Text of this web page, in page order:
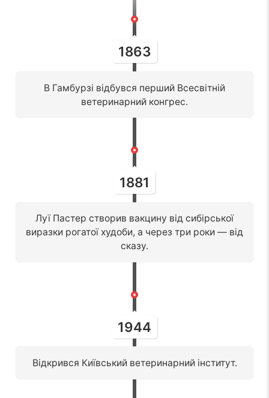
1863
В Гамбурзі відбувся перший Всесвітній
ветеринарний конгрес.
1881
Луї Пастер створив вакцину від сибірської
виразки рогатої худоби, а через три роки — від
сказу.
1944
Відкрився Київський ветеринарний інститут.